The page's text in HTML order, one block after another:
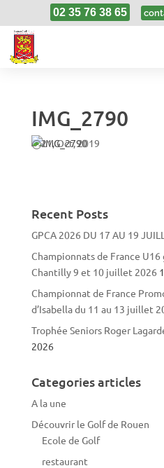
02 35 76 38 65
IMG_2790
21, Oct, 2019
Recent Posts
GPCA 2026 DU 17 AU 19
Championnats de France U16
Chantilly 9 et 10 juillet 2026
Championnat de France
d’Isabella du 11 au 13 juillet
Trophée Seniors Roger
2026
Categories articles
A la une
Découvrir le Golf de Rouen
Ecole de Golf
restaurant